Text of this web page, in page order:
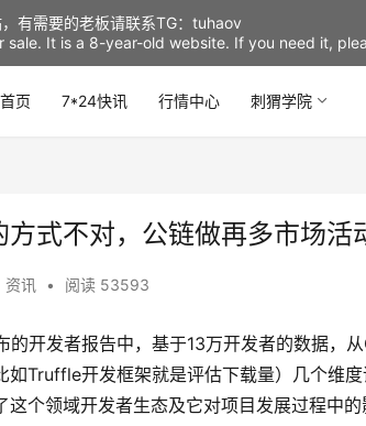
首页 7*24快讯 行情中心 刺猬学院
式不对，公链做再多市场活
资讯 • 阅读 53593
开发者报告中，基于13万开发者的数据，
如Truffle开发框架就是评估下载量）几个维
个领域开发者生态及它对项目发展过程中的
有需要的老板请联系TG：tuhaov
sale. It is a 8-year-old website. If you need it,